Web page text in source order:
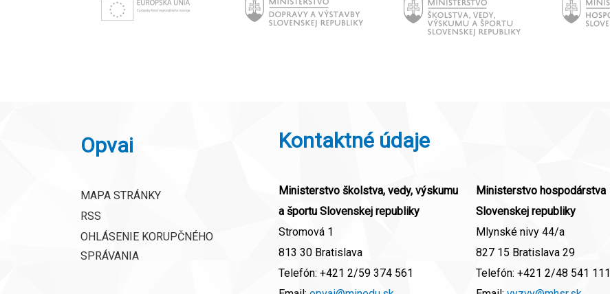
Opvai
MAPA STRÁNKY
RSS
OHLÁSENIE KORUPČNÉHO
SPRÁVANIA
Kontaktné údaje
Ministerstvo školstva, vedy, výskumu
a športu Slovenskej republiky
Stromová 1
813 30 Bratislava
Telefón: +421 2/59 374 561
Ministerstvo hospodárstva
Slovenskej republiky
Mlynské nivy 44/a
827 15 Bratislava 29
Telefón: +421 2/48 541 111